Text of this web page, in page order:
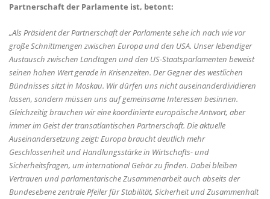
Partnerschaft der Parlamente ist, betont:
Als Präsident der Partnerschaft der Parlamente sehe ich nach wie vor
große Schnittmengen zwischen Europa und den USA. Unser lebendiger
Austausch zwischen Landtagen und den US-Staatsparlamenten beweist
seinen hohen Wert gerade in Krisenzeiten. Der Gegner des westlichen
Bündnisses sitzt in Moskau. Wir dürfen uns nicht auseinanderdividieren
lassen, sondern müssen uns auf gemeinsame Interessen besinnen.
Gleichzeitig brauchen wir eine koordinierte europäische Antwort, aber
immer im Geist der transatlantischen Partnerschaft. Die aktuelle
Auseinandersetzung zeigt: Europa braucht deutlich mehr
Geschlossenheit und Handlungsstärke in Wirtschafts- und
Sicherheitsfragen, um international Gehör zu finden. Dabei bleiben
Vertrauen und parlamentarische Zusammenarbeit auch abseits der
Bundesebene zentrale Pfeiler für Stabilität, Sicherheit und Zusammenhalt